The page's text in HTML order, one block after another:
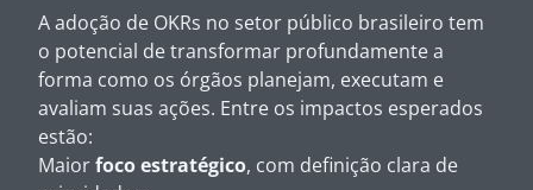
A adoção de OKRs no setor público brasileiro tem
o potencial de transformar profundamente a
forma como os órgãos planejam, executam e
avaliam suas ações. Entre os impactos esperados
estão:
Maiorfoco estratégico, com definição clara de